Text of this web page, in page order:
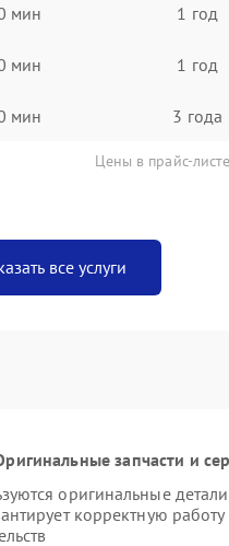
мин 1 год
мин 1 год
мин 3 года
Цены в прайс-
все услуги
запчасти и
оригинальные
корректную